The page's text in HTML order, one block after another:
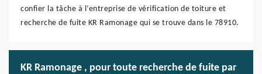
confier la tâche à l’entreprise de vérification de toiture et
recherche de fuite KR Ramonage qui se trouve dans le 78910.
KR Ramonage , pour toute recherche de fuite par